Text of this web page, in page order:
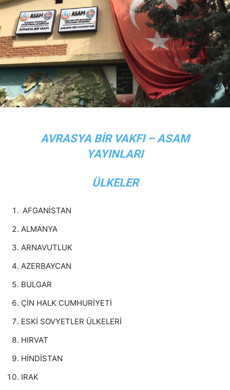
AVRASYA BİR VAKFI – ASAM
YAYINLARI
ÜLKELER
AFGANİSTAN
ALMANYA
ARNAVUTLUK
AZERBAYCAN
BULGAR
ÇİN HALK CUMHURİYETİ
ESKİ SOVYETLER ÜLKELERİ
HIRVAT
HİNDİSTAN
IRAK